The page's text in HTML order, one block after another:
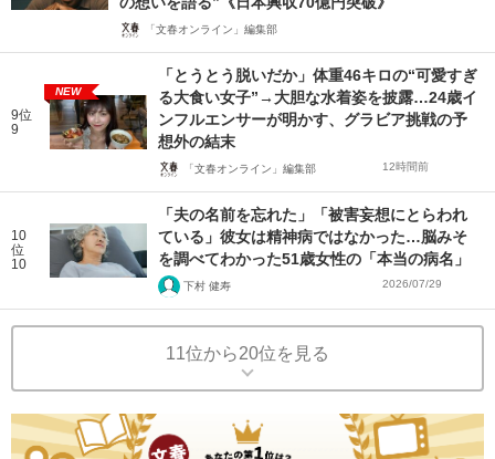
「文春オンライン」編集部
9位
9
NEW
「とうとう脱いだか」体重46キロの“可愛すぎ
る大食い女子”→大胆な水着姿を披露…24歳イ
ンフルエンサーが明かす、グラビア挑戦の予
想外の結末
「文春オンライン」編集部 12時間前
10
位
10
「夫の名前を忘れた」「被害妄想にとらわれ
ている」彼女は精神病ではなかった…脳みそ
を調べてわかった51歳女性の「本当の病名」
下村 健寿 2026/07/29
11位から20位を見る